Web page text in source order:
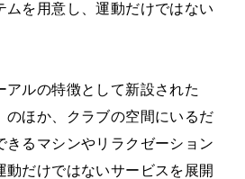
ムを用意し、運動だけではない
アルの特徴として新設された
のほか、クラブの空間にいるだ
きるマシンやリラクゼーション
動だけではないサービスを展開